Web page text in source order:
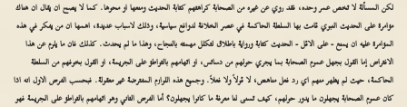
لكن المسألة لا تخص عمر وحده، فقد روي عن غيره من الصحابة كراهتهم كتابة الحديث ومنعها او محوها. كما لا يصح ان يقال ان هناك
مؤامرة على الحديث النبوي قامت بها السلطة الحاكمة في عصر الخلافة لدوافع سياسية، وذلك لاسباب عديدة، اهمها ان من يفكر في هذه
المؤامرة عليه ان يمنع - على الاقل - الحديث كتابة ورواية باطلاق لتكلل مهمته بالنجاح، وهذا ما لم يحدث. كذلك فان ما يلزم عن هذا
الافتراض إما القول بجهل عموم الصحابة بما يجري حولهم من دسائس، او اتهامهم بالتواطؤ على الجريمة، او القول بخوفهم من السلطة
الحاكمة، حيث لم يظهر منهم اي رد فعل مناهض؛ لا قولاً ولا فعلاً. وجميع هذه اللوازم المفترضة غير معقولة. فبحسب الفرض الاول انه اذا
كان عموم الصحابة يجهلون ما يدور حولهم، كيف تسنى لنا معرفة ما كانوا يجهلون؟ أما الفرض الثاني وهو اتهامهم بالتواطؤ على الجريمة فهو